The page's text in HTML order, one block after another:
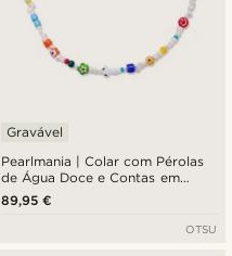
Pearlmania | Colar com Pérolas
de Água Doce e Contas em
Vidro Multicoloridas Crystal
Bloom
Gravável
89,95 €
OTSU